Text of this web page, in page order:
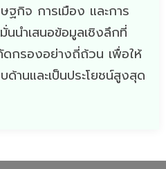
ฐกิจ การเมือง และการ
นำเสนอข้อมูลเชิงลึกที่
ดกรองอย่างถี่ถ้วน เพื่อให้
ด้านและเป็นประโยชน์สูงสุด